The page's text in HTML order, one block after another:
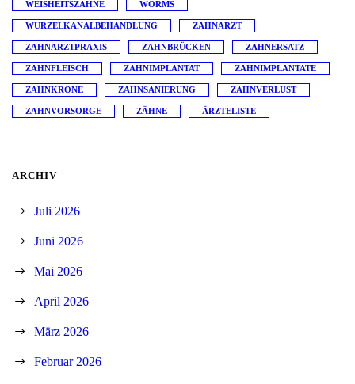
WEISHEITSZÄHNE WORMS
WURZELKANALBEHANDLUNG ZAHNARZT
ZAHNARZTPRAXIS ZAHNBRÜCKEN ZAHNERSATZ
ZAHNFLEISCH ZAHNIMPLANTAT ZAHNIMPLANTATE
ZAHNKRONE ZAHNSANIERUNG ZAHNVERLUST
ZAHNVORSORGE ZÄHNE ÄRZTELISTE
ARCHIV
Juli 2026
Juni 2026
Mai 2026
April 2026
März 2026
Februar 2026